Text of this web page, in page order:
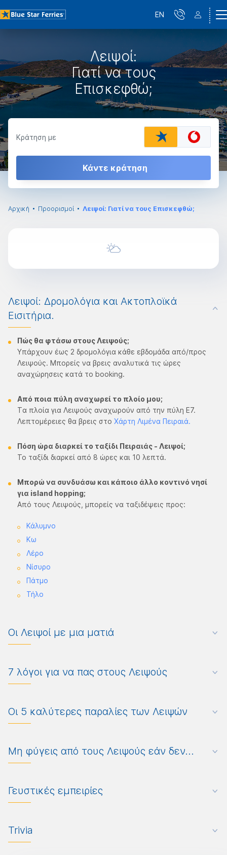
EN
Λειψοί:
Γιατί να τους
Επισκεφθώ;
Κράτηση με
Κάντε κράτηση
Αρχική Προορισμοί Λειψοί: Γιατί να τους Επισκεφθώ;
Λειψοί: Δρομολόγια και Ακτοπλοϊκά
Εισιτήρια.
Πώς θα φτάσω στους Λειψούς​;
Υπάρχουν έως 2 δρομολόγια κάθε εβδομάδα από/προς
Λειψούς. Μπορείς να βρεις αναλυτικά τις ώρες
αναχώρησεις κατά το booking.
Από ποια πύλη αναχωρεί το πλοίο μου;
Tα πλοία για Λειψούς αναχωρούν από την πύλη Ε7.
Λεπτομέρειες θα βρεις στο Χάρτη Λιμένα Πειραιά.
Πόση ώρα διαρκεί το ταξίδι Πειραιάς - Λειψοί;
Το ταξίδι διαρκεί από 8 ώρες και 10 λεπτά.
Μπορώ να συνδυάσω και κάποιο άλλο κοντινό νησί
για island hopping;
Από τους Λειψούς, μπορείς να ταξιδέψεις προς:
Κάλυμνο
Κω
Λέρο
Νίσυρο
Πάτμο
Τήλο
Οι Λειψοί με μια ματιά
7 λόγοι για να πας στους Λειψούς
Οι 5 καλύτερες παραλίες των Λειψών
Μη φύγεις από τους Λειψούς εάν δεν...
Γευστικές εμπειρίες
Trivia